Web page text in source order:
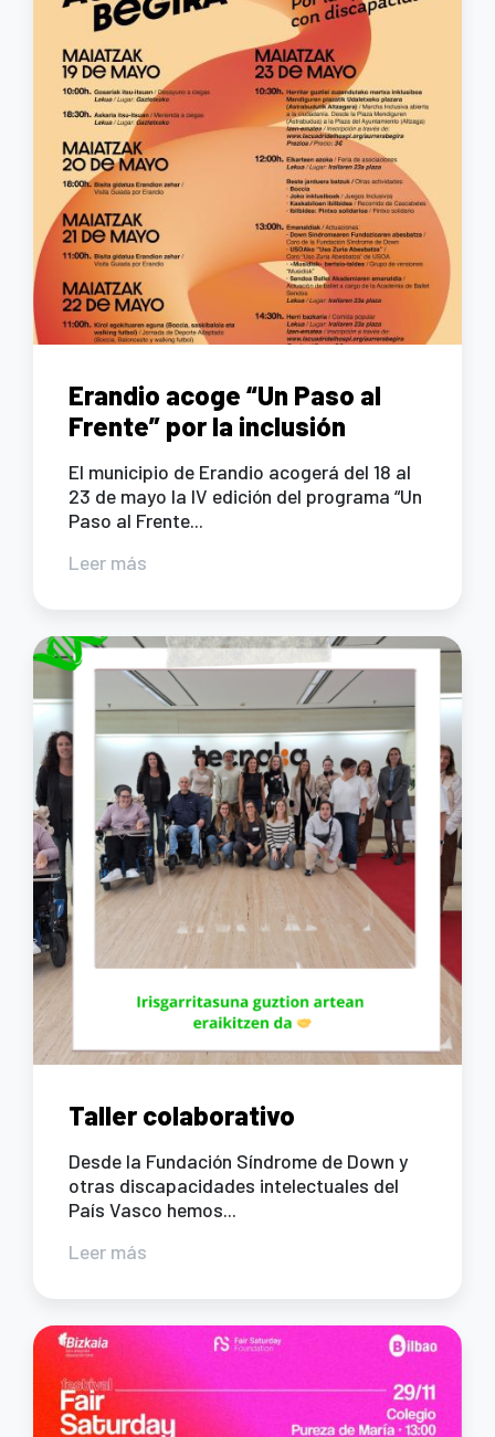
Erandio acoge “Un Paso al
Frente” por la inclusión
El municipio de Erandio acogerá del 18 al
23 de mayo la IV edición del programa “Un
Paso al Frente...
Leer más
Taller colaborativo
Desde la Fundación Síndrome de Down y
otras discapacidades intelectuales del
País Vasco hemos...
Leer más